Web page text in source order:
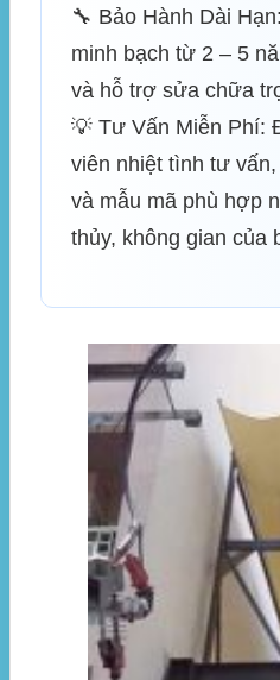
🔧 Bảo Hành Dài Hạn:
minh bạch từ 2 – 5
và hỗ trợ sửa chữa
💡 Tư Vấn Miễn Phí:
viên nhiệt tình tư
và mẫu mã phù hợp
thủy, không gian của